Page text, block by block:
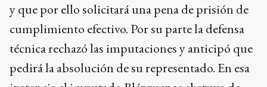
y que por ello solicitará una pena de prisión de
cumplimiento efectivo. Por su parte la defensa
técnica rechazó las imputaciones y anticipó que
pedirá la absolución de su representado. En esa